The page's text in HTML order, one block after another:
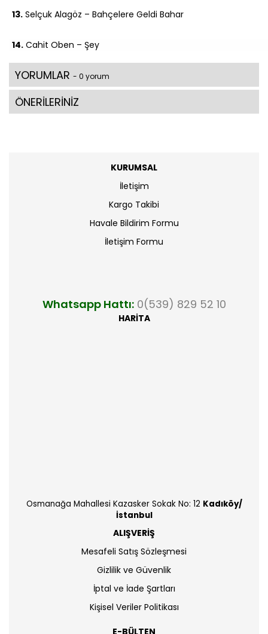
13. Selçuk Alagöz – Bahçelere Geldi Bahar
14. Cahit Oben – Şey
YORUMLAR - 0 yorum
ÖNERİLERİNİZ
KURUMSAL
İletişim
Kargo Takibi
Havale Bildirim Formu
İletişim Formu
Whatsapp Hattı: 0(539) 829 52 10
HARİTA
Osmanağa Mahallesi Kazasker Sokak No: 12 Kadıköy/
İstanbul
ALIŞVERİŞ
Mesafeli Satış Sözleşmesi
Gizlilik ve Güvenlik
İptal ve İade Şartları
Kişisel Veriler Politikası